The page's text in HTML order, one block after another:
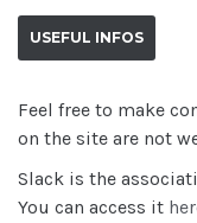
USEFUL INFOS
Feel free to make
on the site are not
Slack is the
You can access it